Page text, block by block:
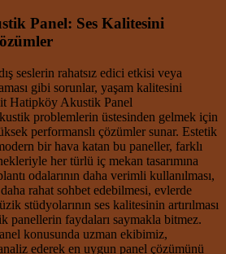
Panel: Ses Kalitesini
seslerin rahatsız edici etkisi veya
gibi sorunlar, yaşam kalitesini
Hatipköy Akustik Panel
problemlerin üstesinden gelmek için
performanslı çözümler sunar. Estetik
bir hava katan bu paneller, farklı
her türlü iç mekan tasarımına
odalarının daha verimli kullanılması,
rahat sohbet edebilmesi, evlerde
stüdyolarının ses kalitesinin artırılması
panellerin faydaları saymakla bitmez.
konusunda uzman ekibimiz,
analiz ederek en uygun panel çözümünü